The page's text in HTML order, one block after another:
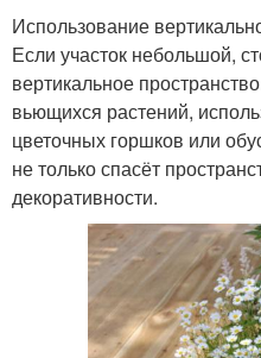
Использование
Если участок небольшой,
вертикальное
вьющихся растений,
цветочных горшков или
не только спасёт
декоративности.